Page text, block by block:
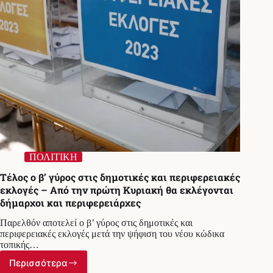
ΠΟΛΙΤΙΚΗ
Τέλος ο β’ γύρος στις δημοτικές και περιφερειακές
εκλογές – Από την πρώτη Κυριακή θα εκλέγονται
δήμαρχοι και περιφερειάρχες
Παρελθόν αποτελεί ο β’ γύρος στις δημοτικές και
περιφερειακές εκλογές μετά την ψήφιση του νέου κώδικα
τοπικής…
Περισσότερα
Τέλος